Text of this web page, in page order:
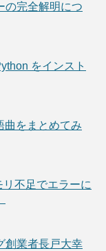
の完全解明につ
をインスト
曲をまとめてみ
リ不足でエラーに
創業者長戸大幸